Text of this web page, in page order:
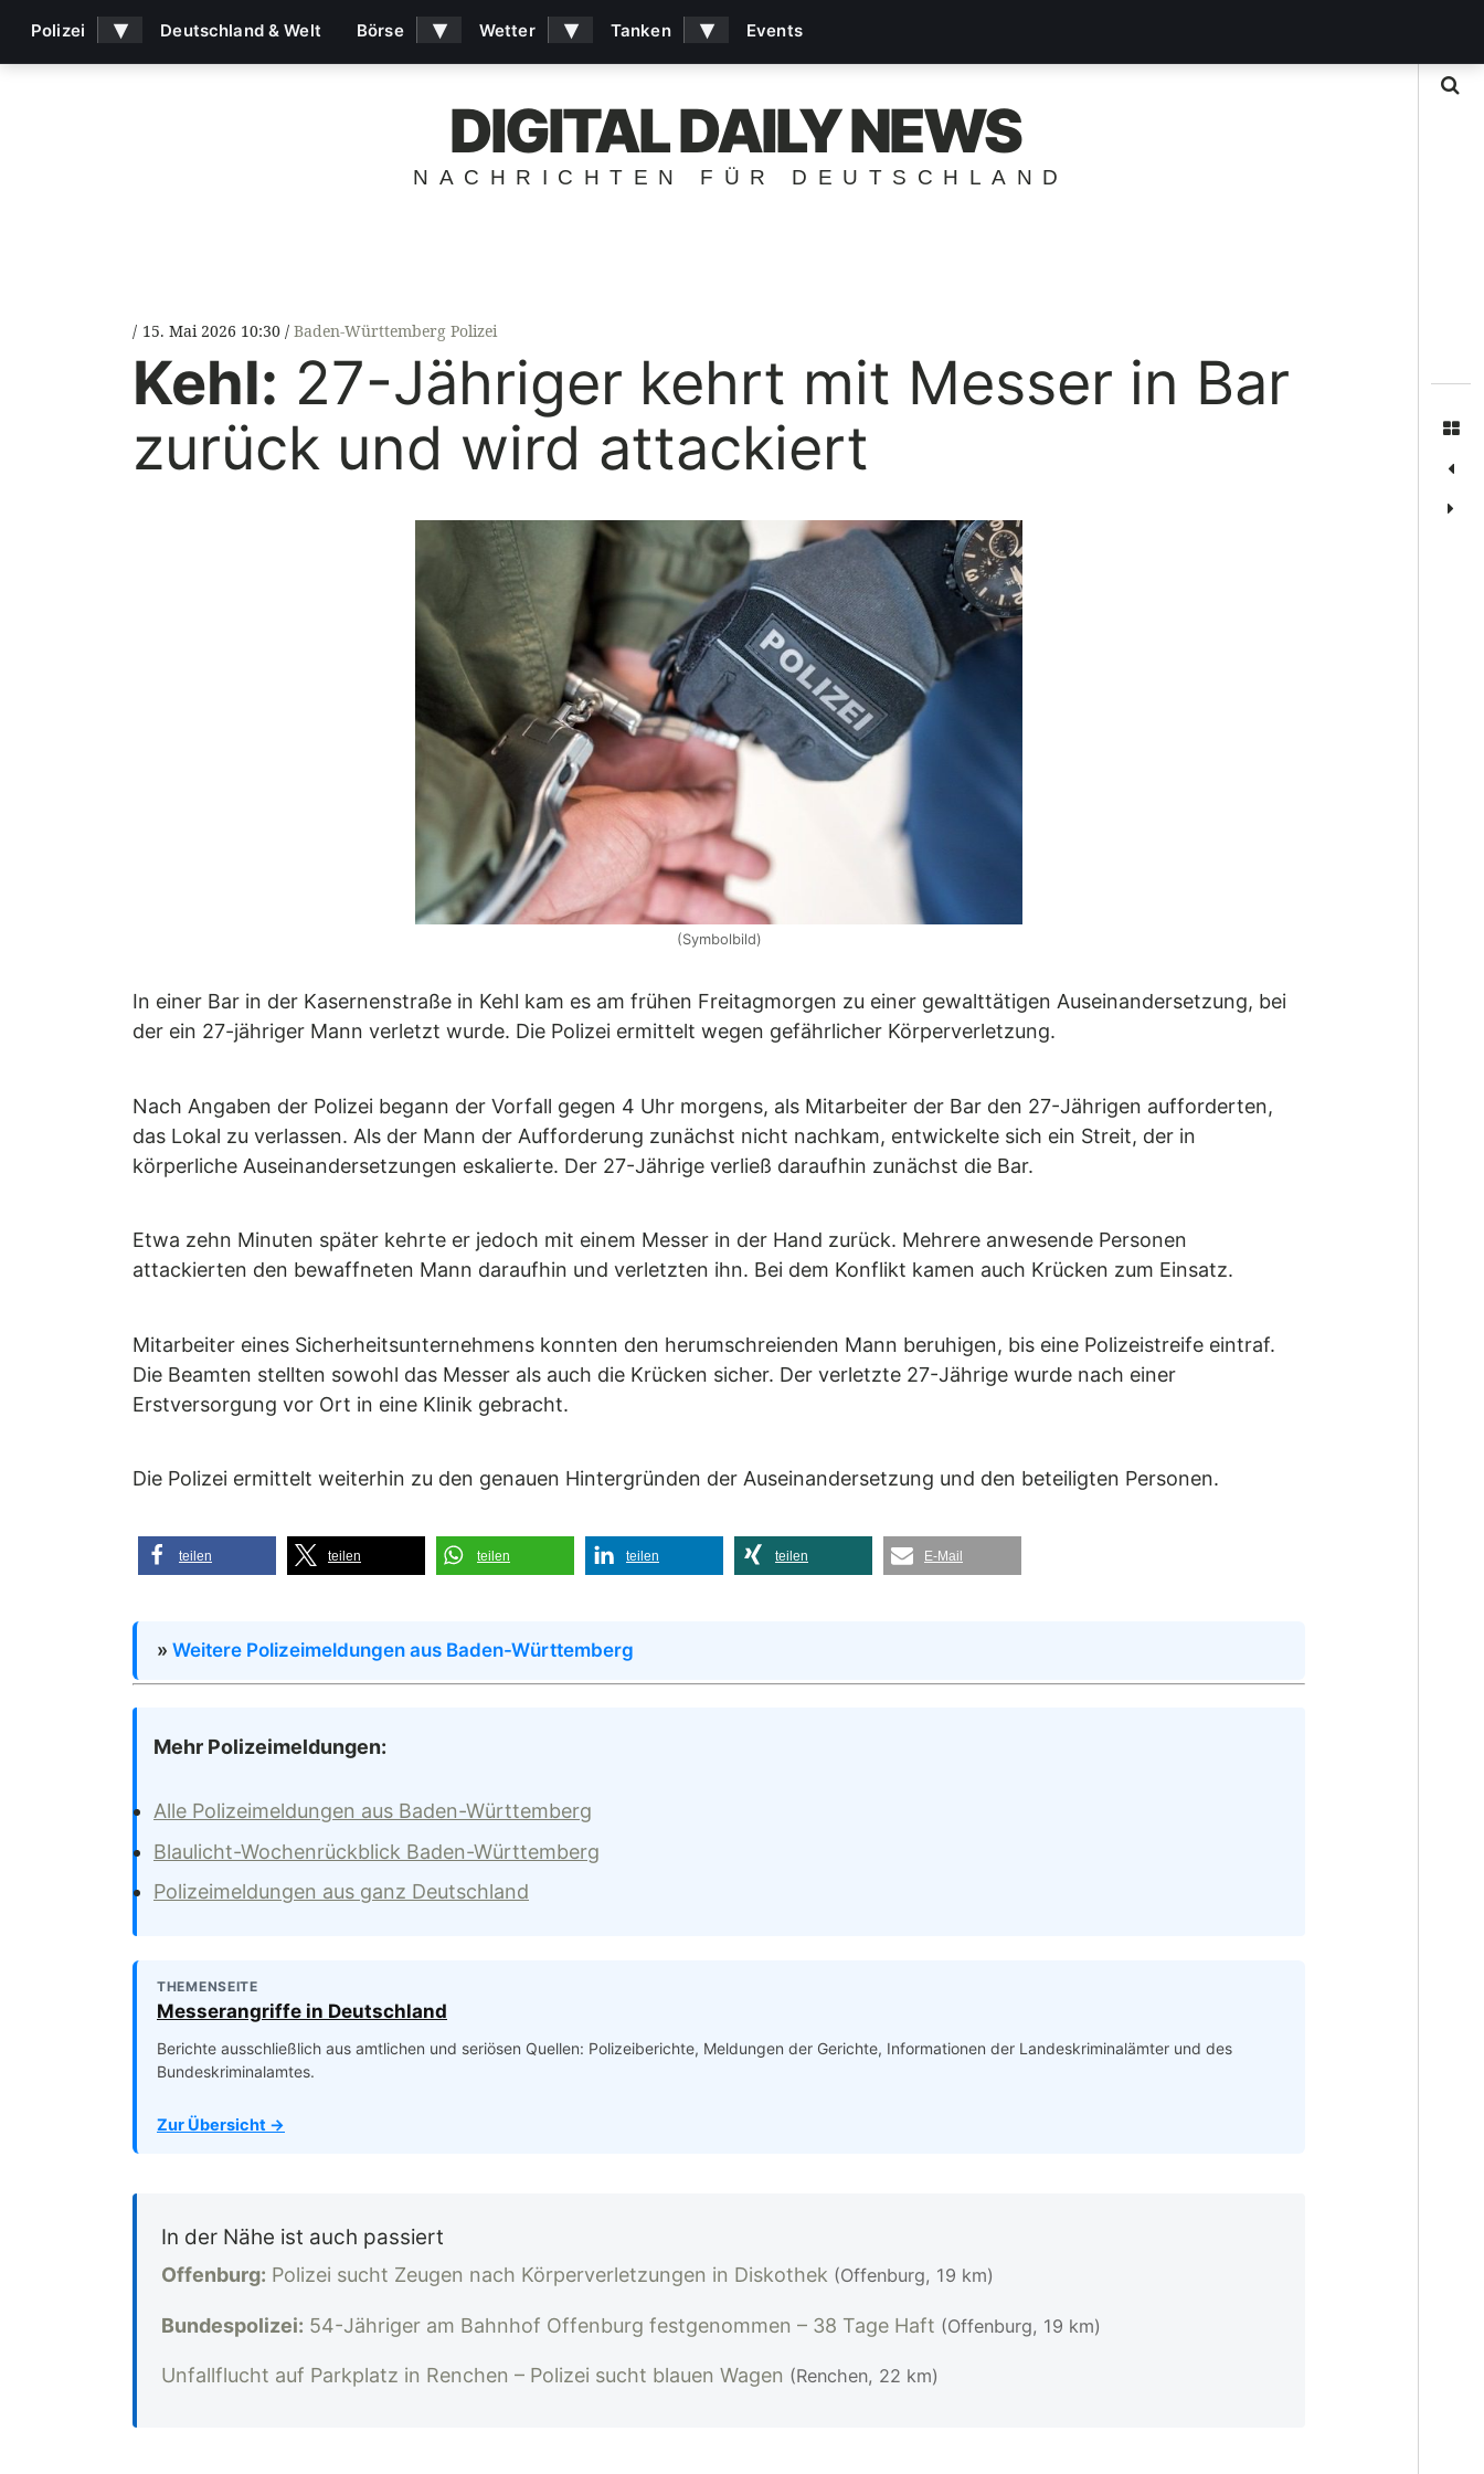
DIGITAL DAILY NEWS
NACHRICHTEN FÜR DEUTSCHLAND
15. Mai 2026 10:30 Baden-Württemberg Polizei
Kehl: 27-Jähriger kehrt mit Messer in Bar
zurück und wird attackiert
(Symbolbild)
In einer Bar in der Kasernenstraße in Kehl kam es am frühen Freitagmorgen zu einer gewalttätigen Auseinandersetzung, bei
der ein 27-jähriger Mann verletzt wurde. Die Polizei ermittelt wegen gefährlicher Körperverletzung.
Nach Angaben der Polizei begann der Vorfall gegen 4 Uhr morgens, als Mitarbeiter der Bar den 27-Jährigen aufforderten,
das Lokal zu verlassen. Als der Mann der Aufforderung zunächst nicht nachkam, entwickelte sich ein Streit, der in
körperliche Auseinandersetzungen eskalierte. Der 27-Jährige verließ daraufhin zunächst die Bar.
Etwa zehn Minuten später kehrte er jedoch mit einem Messer in der Hand zurück. Mehrere anwesende Personen
attackierten den bewaffneten Mann daraufhin und verletzten ihn. Bei dem Konflikt kamen auch Krücken zum Einsatz.
Mitarbeiter eines Sicherheitsunternehmens konnten den herumschreienden Mann beruhigen, bis eine Polizeistreife eintraf.
Die Beamten stellten sowohl das Messer als auch die Krücken sicher. Der verletzte 27-Jährige wurde nach einer
Erstversorgung vor Ort in eine Klinik gebracht.
Die Polizei ermittelt weiterhin zu den genauen Hintergründen der Auseinandersetzung und den beteiligten Personen.
teilen teilen teilen teilen teilen E-Mail
» Weitere Polizeimeldungen aus Baden-Württemberg
Mehr Polizeimeldungen:
Alle Polizeimeldungen aus Baden-Württemberg
Blaulicht-Wochenrückblick Baden-Württemberg
Polizeimeldungen aus ganz Deutschland
THEMENSEITE
Messerangriffe in Deutschland
Berichte ausschließlich aus amtlichen und seriösen Quellen: Polizeiberichte, Meldungen der Gerichte, Informationen der Landeskriminalämter und des
Bundeskriminalamtes.
Zur Übersicht →
In der Nähe ist auch passiert
Offenburg: Polizei sucht Zeugen nach Körperverletzungen in Diskothek (Offenburg, 19 km)
Bundespolizei: 54-Jähriger am Bahnhof Offenburg festgenommen – 38 Tage Haft (Offenburg, 19 km)
Unfallflucht auf Parkplatz in Renchen – Polizei sucht blauen Wagen (Renchen, 22 km)
Polizei ▾ Deutschland & Welt Börse ▾ Wetter ▾ Tanken ▾ Events